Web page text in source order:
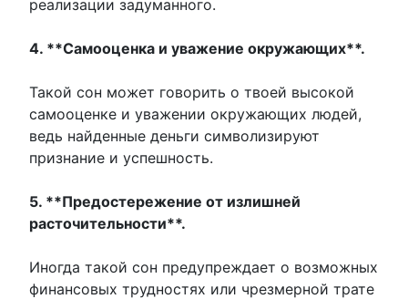
реализации задуманного.
4. **Самооценка и уважение окружающих**.
Такой сон может говорить о твоей высокой
самооценке и уважении окружающих людей,
ведь найденные деньги символизируют
признание и успешность.
5. **Предостережение от излишней
расточительности**.
Иногда такой сон предупреждает о возможных
финансовых трудностях или чрезмерной трате